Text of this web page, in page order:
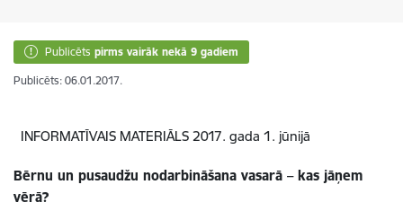
Publicēts pirms vairāk nekā 9 gadiem
Publicēts: 06.01.2017.
INFORMATĪVAIS MATERIĀLS 2017. gada 1. jūnijā
Bērnu un pusaudžu nodarbināšana vasarā – kas jāņem
vērā?